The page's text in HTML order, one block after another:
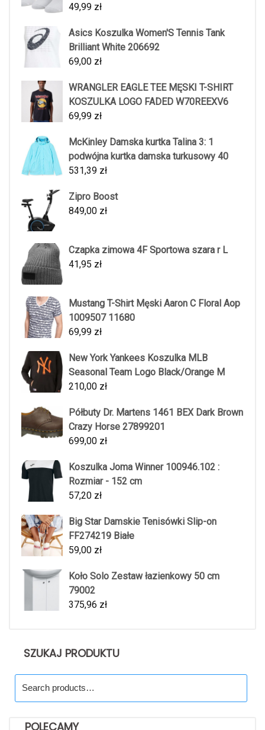
49,99 zł
Asics Koszulka Women'S Tennis Tank
Brilliant White 206692
69,00 zł
WRANGLER EAGLE TEE MĘSKI T-SHIRT
KOSZULKA LOGO FADED W70REEXV6
69,99 zł
McKinley Damska kurtka Talina 3: 1
podwójna kurtka damska turkusowy 40
531,39 zł
Zipro Boost
849,00 zł
Czapka zimowa 4F Sportowa szara r L
41,95 zł
Mustang T-Shirt Męski Aaron C Floral Aop
1009507 11680
69,99 zł
New York Yankees Koszulka MLB
Seasonal Team Logo Black/Orange M
210,00 zł
Półbuty Dr. Martens 1461 BEX Dark Brown
Crazy Horse 27899201
699,00 zł
Koszulka Joma Winner 100946.102 :
Rozmiar - 152 cm
57,20 zł
Big Star Damskie Tenisówki Slip-on
FF274219 Białe
59,00 zł
Koło Solo Zestaw łazienkowy 50 cm
79002
375,96 zł
SZUKAJ PRODUKTU
for:
POLECAMY